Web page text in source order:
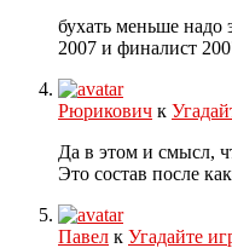
бухать меньше надо
2007 и финалист
Рюрикович к
Да в этом и смысл,
Это состав после
Павел к Угадайте